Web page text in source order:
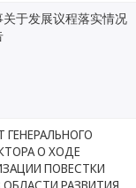
关于发展议程落实情况
ГЕНЕРАЛЬНОГО
О ХОДЕ
ПОВЕСТКИ